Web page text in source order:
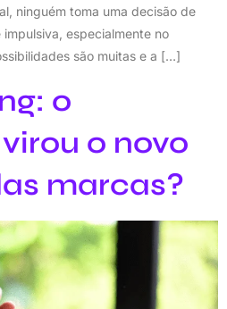
ninguém toma uma decisão de
especialmente no
são muitas e a […]
o
o novo
marcas?